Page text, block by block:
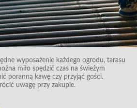
wyposażenie każdego ogrodu, tarasu
miło spędzić czas na świeżym
poranną kawę czy przyjąć gości.
uwagę przy zakupie.